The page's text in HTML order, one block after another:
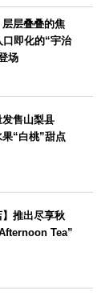
层层叠叠的焦
口即化的“宇治
场
发售山梨县
“白桃”甜点
】推出尽享秋
Tea”